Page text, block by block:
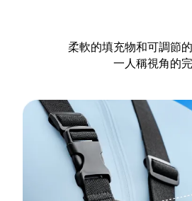
柔軟的填充物和可調節
一人稱視角的完